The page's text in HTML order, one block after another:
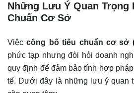
Những Lưu Ý Quan Trọng
Chuẩn Cơ Sở
Việccông bố tiêu chuẩn cơ sở
phức tạp nhưng đòi hỏi doanh
quy định để đảm bảo tính hợp
tế. Dưới đây là những lưu ý quan